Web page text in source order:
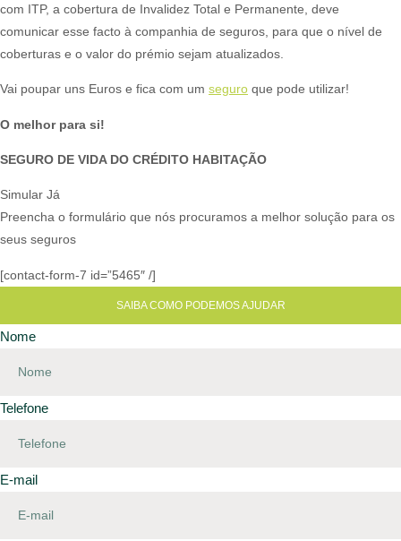
com ITP, a cobertura de Invalidez Total e Permanente, deve
comunicar esse facto à companhia de seguros, para que o nível de
coberturas e o valor do prémio sejam atualizados.​
Vai poupar uns Euros e fica com um seguro que pode utilizar!​
O melhor para si!
SEGURO DE VIDA DO CRÉDITO HABITAÇÃO
Simular Já
Preencha o formulário que nós procuramos a melhor solução para os
seus seguros
[contact-form-7 id=”5465″ /]
SAIBA COMO PODEMOS AJUDAR
Nome
Telefone
E-mail